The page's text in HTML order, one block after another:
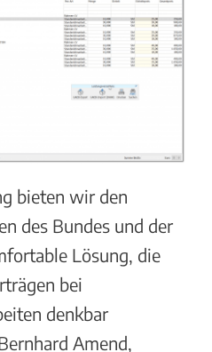
bieten wir den
des Bundes und der
Lösung, die
bei
denkbar
Amend,